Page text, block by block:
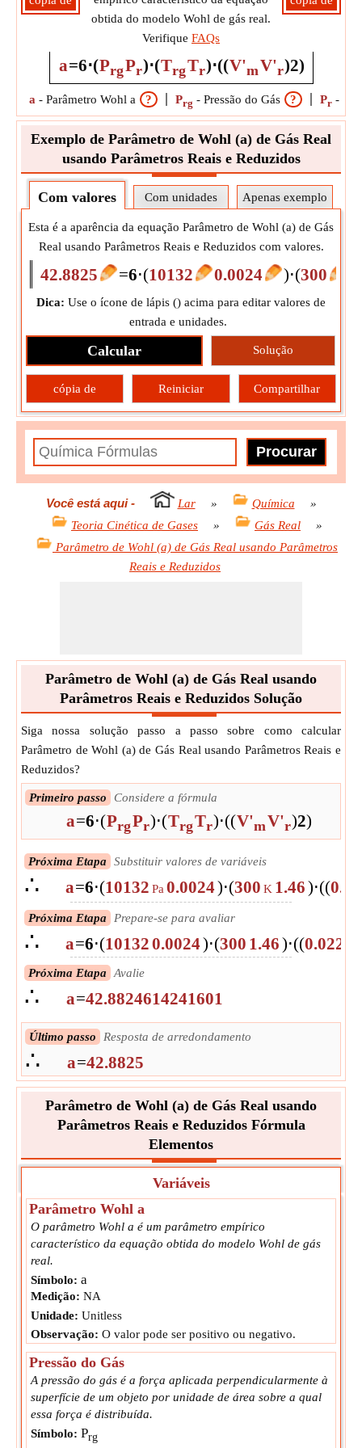
obtida do modelo Wohl de gás real.
Verifique FAQs
a=6⋅(PrgPr)⋅(TrgTr)⋅((V'mV'r)2)
a - Parâmetro Wohl a ? Prg - Pressão do Gás ? Pr -
Exemplo de Parâmetro de Wohl (a) de Gás Real
usando Parâmetros Reais e Reduzidos
Com valores Com unidades Apenas exemplo
Esta é a aparência da equação Parâmetro de Wohl (a) de Gás
Real usando Parâmetros Reais e Reduzidos com valores.
42.8825 =6⋅(10132 0.0024 )⋅(300
Dica: Use o ícone de lápis () acima para editar valores de
entrada e unidades.
Calcular Solução
cópia de Reiniciar Compartilhar
Você está aqui- Lar » Química
»
Teoria Cinética de Gases
» Gás Real
»
Parâmetro de Wohl (a) de Gás Real usando Parâmetros
Reais e Reduzidos
Parâmetro de Wohl (a) de Gás Real usando
Parâmetros Reais e Reduzidos Solução
Siga nossa solução passo a passo sobre como calcular
Parâmetro de Wohl (a) de Gás Real usando Parâmetros Reais e
Reduzidos?
Primeiro passo Considere a fórmula
a=6⋅(PrgPr)⋅(TrgTr)⋅((V'mV'r)2)
Próxima Etapa Substituir valores de variáveis
∴ a=6⋅(10132 Pa0.0024)⋅(300 K 1.46)⋅((
Próxima Etapa Prepare-se para avaliar
∴ a=6⋅(101320.0024)⋅(300 1.46)⋅((0.0224
Próxima Etapa Avalie
∴ a=42.8824614241601
Último passo Resposta de arredondamento
∴ a=42.8825
Parâmetro de Wohl (a) de Gás Real usando
Parâmetros Reais e Reduzidos Fórmula
Elementos
Variáveis
Parâmetro Wohl a
O parâmetro Wohl a é um parâmetro empírico
característico da equação obtida do modelo Wohl de gás
real.
Símbolo: a
Medição: NA
Unidade: Unitless
Observação: O valor pode ser positivo ou negativo.
Pressão do Gás
A pressão do gás é a força aplicada perpendicularmente à
superfície de um objeto por unidade de área sobre a qual
essa força é distribuída.
Símbolo: Prg